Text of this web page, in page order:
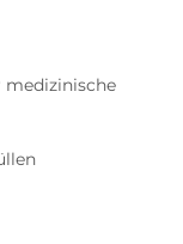
medizinische